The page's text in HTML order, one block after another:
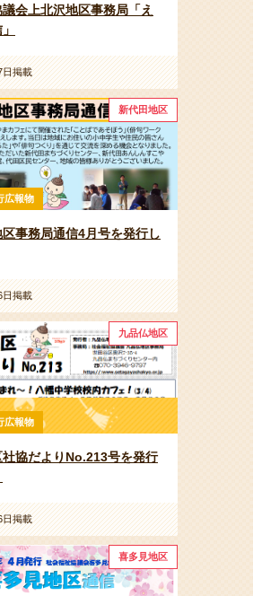
会上北沢地区事務局「え
日掲載
新代田地区
広報物
事務局通信4月号を発行し
日掲載
九品仏地区
広報物
社協だよりNo.213号を発行
日掲載
喜多見地区